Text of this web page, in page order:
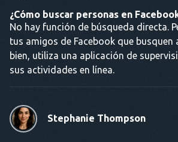
¿Cómo buscar personas en
No hay función de búsqueda directa.
tus amigos de Facebook que busquen
bien, utiliza una aplicación de
sus actividades en línea.
Stephanie Thompson